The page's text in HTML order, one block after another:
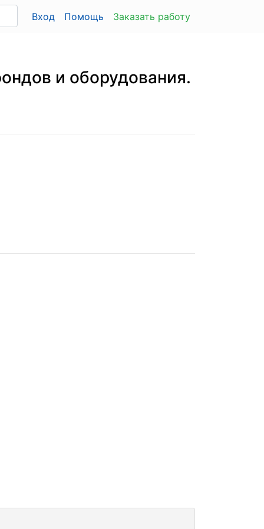
Вход Помощь Заказать работу
и оборудования.